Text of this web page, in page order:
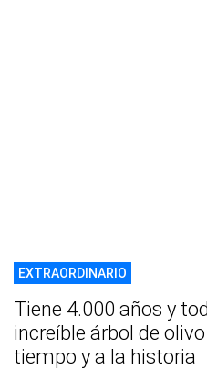
EXTRAORDINARIO
Tiene 4.000 años y
increíble árbol de
tiempo y a la historia